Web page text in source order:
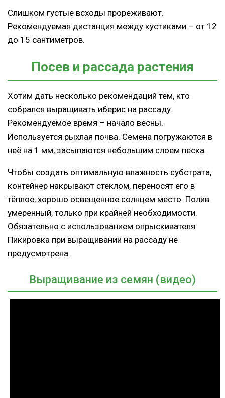
Слишком густые всходы прореживают.
Рекомендуемая дистанция между кустиками – от 12
до 15 сантиметров.
Посев и рассада растения
Хотим дать несколько рекомендаций тем, кто
собрался выращивать иберис на рассаду.
Рекомендуемое время – начало весны.
Используется рыхлая почва. Семена погружаются в
неё на 1 мм, засыпаются небольшим слоем песка.
Чтобы создать оптимальную влажность субстрата,
контейнер накрывают стеклом, переносят его в
тёплое, хорошо освещенное солнцем место. Полив
умеренный, только при крайней необходимости.
Обязательно с использованием опрыскивателя.
Пикировка при выращивании на рассаду не
предусмотрена.
Выращивание из семян (видео)